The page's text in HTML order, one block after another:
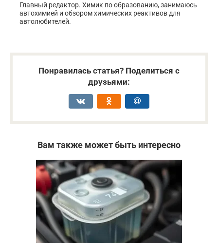
Главный редактор. Химик по образованию, занимаюсь
автохимией и обзором химических реактивов для
автолюбителей.
Понравилась статья? Поделиться с
друзьями:
Вам также может быть интересно